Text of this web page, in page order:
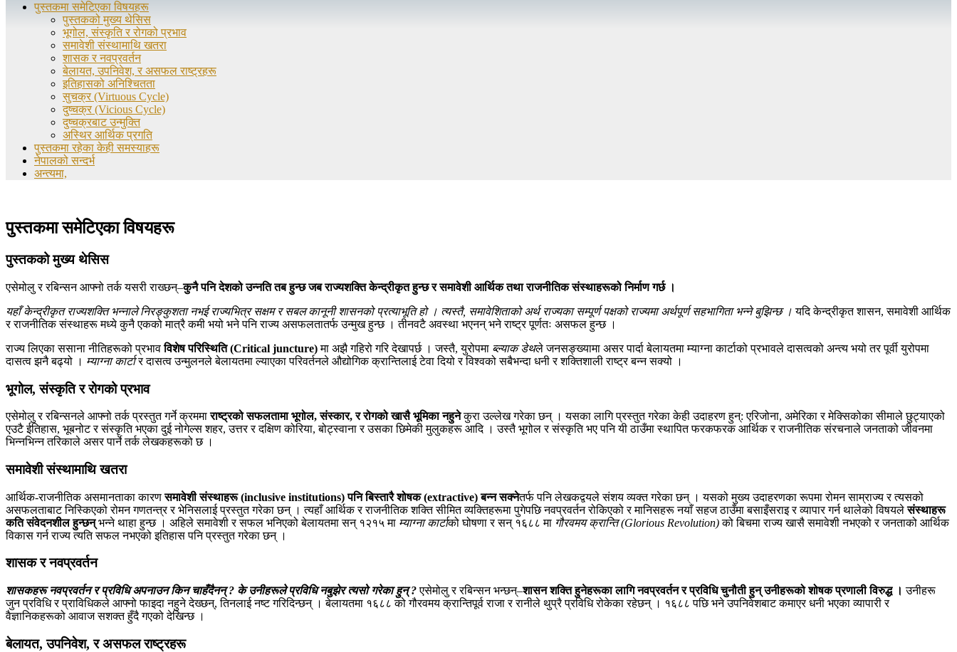
पुस्तकमा समेटिएका विषयहरू
पुस्तकको मुख्य थेसिस
भूगोल, संस्कृति र रोगको प्रभाव
समावेशी संस्थामाथि खतरा
शासक र नवप्रवर्तन
बेलायत, उपनिवेश, र असफल राष्ट्रहरू
इतिहासको अनिश्चितता
सुचक्र (Virtuous Cycle)
दुष्चक्र (Vicious Cycle)
दुष्चक्रबाट उन्मुक्ति
अस्थिर आर्थिक प्रगति
पुस्तकमा रहेका केही समस्याहरू
नेपालको सन्दर्भ
अन्त्यमा,
पुस्तकमा समेटिएका विषयहरू
पुस्तकको मुख्य थेसिस
एसेमोलु र रबिन्सन आफ्नो तर्क यसरी राख्छन्–कुनै पनि देशको उन्नति तब हुन्छ जब राज्यशक्ति केन्द्रीकृत हुन्छ र समावेशी आर्थिक तथा राजनीतिक संस्थाहरूको निर्माण गर्छ ।
यहाँ केन्द्रीकृत राज्यशक्ति भन्नाले निरङ्कुशता नभई राज्यभित्र सक्षम र सबल कानूनी शासनको प्रत्याभूति हो । त्यस्तै, समावेशिताको अर्थ राज्यका सम्पूर्ण पक्षको राज्यमा अर्थपूर्ण सहभागिता भन्ने बुझिन्छ ।यदि केन्द्रीकृत शासन, समावेशी आर्थिक
र राजनीतिक संस्थाहरू मध्ये कुनै एकको मात्रै कमी भयो भने पनि राज्य असफलतातर्फ उन्मुख हुन्छ । तीनवटै अवस्था भएनन् भने राष्ट्र पूर्णतः असफल हुन्छ ।
राज्य लिएका ससाना नीतिहरूको प्रभावविशेष परिस्थिति (Critical juncture)मा अझै गहिरो गरि देखापर्छ । जस्तै, युरोपमा ब्ल्याक डेथले जनसङ्ख्यामा असर पार्दा बेलायतमा म्याग्ना कार्टाको प्रभावले दासत्वको अन्त्य भयो तर पूर्वी युरोपमा
दासत्व झनै बढ्यो । म्याग्ना कार्टार दासत्व उन्मुलनले बेलायतमा ल्याएका परिवर्तनले औद्योगिक क्रान्तिलाई टेवा दियो र विश्वको सबैभन्दा धनी र शक्तिशाली राष्ट्र बन्न सक्यो ।
भूगोल, संस्कृति र रोगको प्रभाव
एसेमोलु र रबिन्सनले आफ्नो तर्क प्रस्तुत गर्ने क्रममाराष्ट्रको सफलतामा भूगोल, संस्कार, र रोगको खासै भूमिका नहुनेकुरा उल्लेख गरेका छन् । यसका लागि प्रस्तुत गरेका केही उदाहरण हुन्: एरिजोना, अमेरिका र मेक्सिकोका सीमाले छुट्याएको
एउटै ईतिहास, भूबनोट र संस्कृति भएका दुई नोगेल्स शहर, उत्तर र दक्षिण कोरिया, बोट्स्वाना र उसका छिमेकी मुलुकहरू आदि । उस्तै भूगोल र संस्कृति भए पनि यी ठाउँमा स्थापित फरकफरक आर्थिक र राजनीतिक संरचनाले जनताको जीवनमा
भिन्नभिन्न तरिकाले असर पार्ने तर्क लेखकहरूको छ ।
समावेशी संस्थामाथि खतरा
आर्थिक-राजनीतिक असमानताका कारणसमावेशी संस्थाहरू (inclusive institutions) पनि बिस्तारै शोषक (extractive) बन्न सक्नेतर्फ पनि लेखकद्वयले संशय व्यक्त गरेका छन् । यसको मुख्य उदाहरणका रूपमा रोमन साम्राज्य र त्यसको
असफलताबाट निस्किएको रोमन गणतन्त्र र भेनिसलाई प्रस्तुत गरेका छन् । त्यहाँ आर्थिक र राजनीतिक शक्ति सीमित व्यक्तिहरूमा पुगेपछि नवप्रवर्तन रोकिएको र मानिसहरू नयाँ सहज ठाउँमा बसाइँसराइ र व्यापार गर्न थालेको विषयलेसंस्थाहरू
कति संवेदनशील हुन्छन्भन्ने थाहा हुन्छ । अहिले समावेशी र सफल भनिएको बेलायतमा सन् १२१५ मा म्याग्ना कार्टाको घोषणा र सन् १६८८ मा गौरवमय क्रान्ति (Glorious Revolution)को बिचमा राज्य खासै समावेशी नभएको र जनताको आर्थिक
विकास गर्न राज्य त्यति सफल नभएको इतिहास पनि प्रस्तुत गरेका छन् ।
शासक र नवप्रवर्तन
शासकहरू नवप्रवर्तन र प्रविधि अपनाउन किन चाहँदैनन् ? के उनीहरूले प्रविधि नबुझेर त्यसो गरेका हुन् ?एसेमोलु र रबिन्सन भन्छन्–शासन शक्ति हुनेहरूका लागि नवप्रवर्तन र प्रविधि चुनौती हुन् उनीहरूको शोषक प्रणाली विरुद्ध । उनीहरू
जुन प्रविधि र प्राविधिकले आफ्नो फाइदा नहुने देख्छन्, तिनलाई नष्ट गरिदिन्छन् । बेलायतमा १६८८ को गौरवमय क्रान्तिपूर्व राजा र रानीले थुप्रै प्रविधि रोकेका रहेछन् । १६८८ पछि भने उपनिवेशबाट कमाएर धनी भएका व्यापारी र
वैज्ञानिकहरूको आवाज सशक्त हुँदै गएको देखिन्छ ।
बेलायत, उपनिवेश, र असफल राष्ट्रहरू